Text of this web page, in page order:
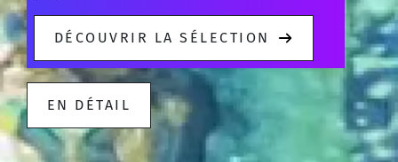
DÉCOUVRIR LA SÉLECTION
EN DÉTAIL